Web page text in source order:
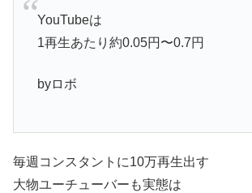
YouTubeは
1再生あたり約0.05円〜0.7円
byロボ
毎週コンスタントに10万再生出す
大物ユーチューバーも実態は